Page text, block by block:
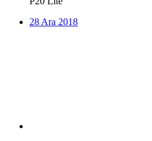
28 Ara 2018